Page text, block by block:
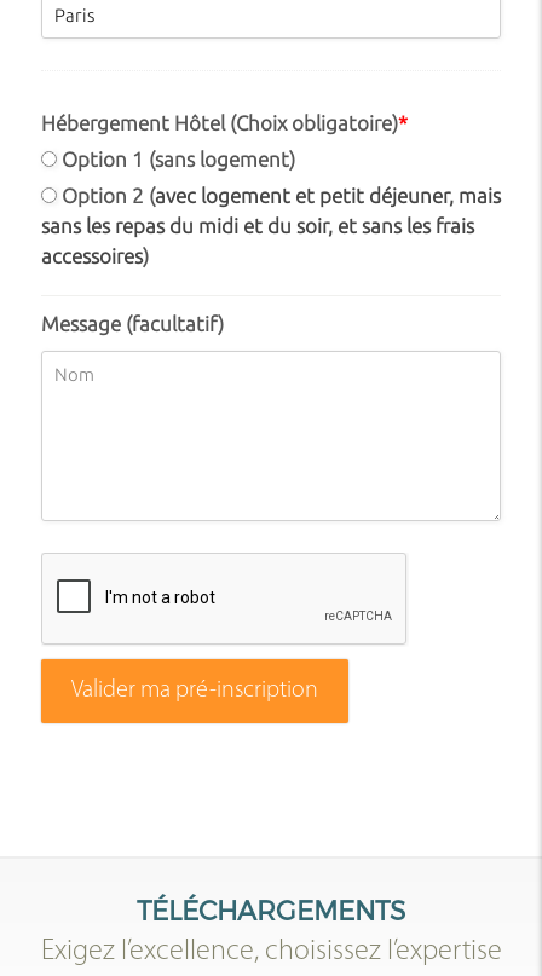
Hébergement Hôtel (Choix obligatoire)*
Option 1 (sans logement)
Option 2 (avec logement et petit déjeuner, mais
sans les repas du midi et du soir, et sans les frais
accessoires)
Message (facultatif)
Valider ma pré-inscription
TÉLÉCHARGEMENTS
Exigez l’excellence, choisissez l’expertise